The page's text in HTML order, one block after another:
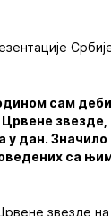
сам
у дан.
са
звезде